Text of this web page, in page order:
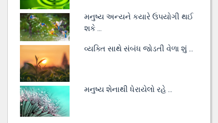
મનુષ્ય અન્યને કયારે ઉપયોગી થઈ
શકે ...
વ્યક્તિ સાથે સંબંધ જોડતી વેળા શું ...
મનુષ્ય શેનાથી ધેરાયેલો રહે ...